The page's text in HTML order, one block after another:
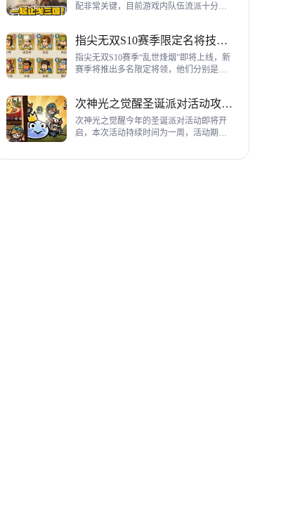
配非常关键，目前游戏内队伍流派十分丰
前期开荒阵容搭配详细攻略。
指尖无双S10赛季限定名将技能一览
指尖无双S10赛季“乱世烽烟”即将上线，新
赛季将推出多名限定将领，他们分别是：
了解一下吧。
次神光之觉醒圣诞派对活动攻略指南
次神光之觉醒今年的圣诞派对活动即将开
启，本次活动持续时间为一周，活动期间
来提升活动等级领取对应奖励，下面为大